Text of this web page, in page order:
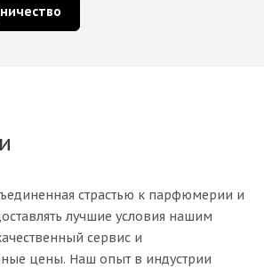
страстью к парфюмерии и
лучшие условия нашим
сервис и
цены. Наш опыт в индустрии